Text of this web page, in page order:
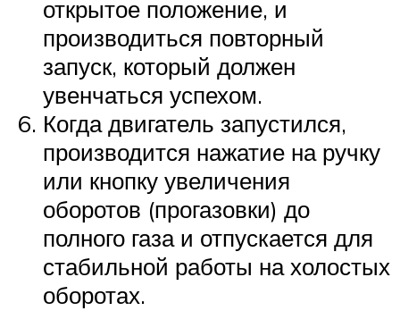
открытое положение, и
производиться повторный
запуск, который должен
увенчаться успехом.
Когда двигатель запустился,
производится нажатие на ручку
или кнопку увеличения
оборотов (прогазовки) до
полного газа и отпускается для
стабильной работы на холостых
оборотах.